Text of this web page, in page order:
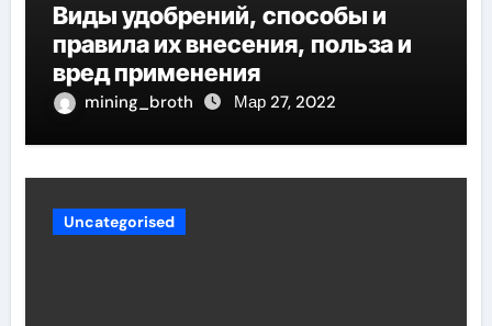
Виды удобрений, способы и
правила их внесения, польза и
вред применения
mining_broth Мар 27, 2022
Uncategorised